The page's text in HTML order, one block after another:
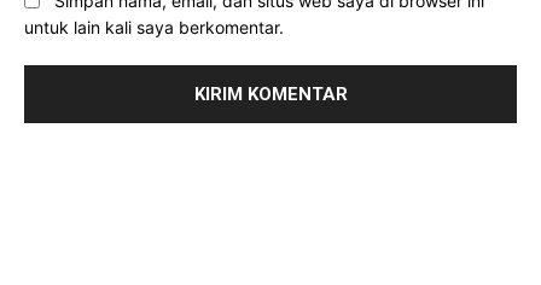
untuk lain kali saya berkomentar.